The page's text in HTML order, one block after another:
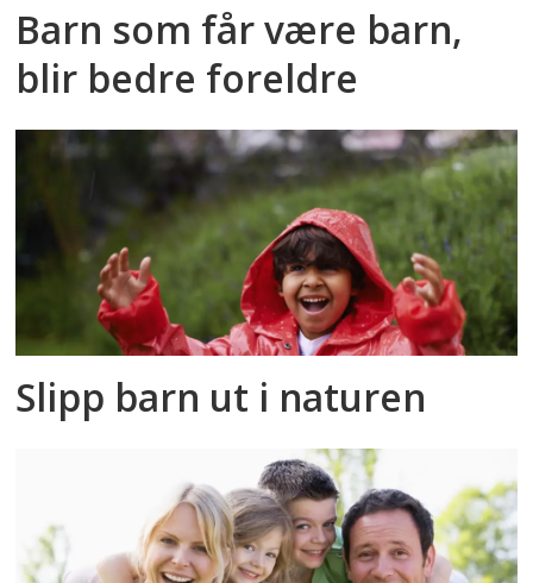
Barn som får være barn,
blir bedre foreldre
Slipp barn ut i naturen